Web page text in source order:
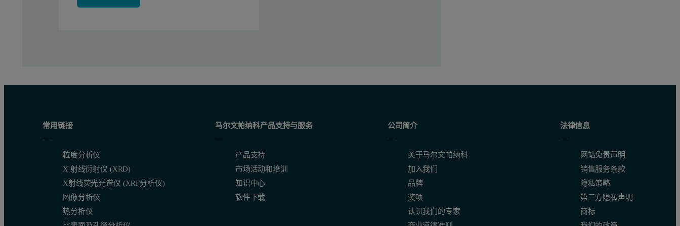
常用链接
粒度分析仪
X 射线衍射仪 (XRD)
X射线荧光光谱仪 (XRF分析仪)
图像分析仪
热分析仪
马尔文帕纳科产品支持与服务
产品支持
市场活动和培训
知识中心
软件下载
公司简介
关于马尔文帕纳科
加入我们
品牌
奖项
认识我们的专家
法律信息
网站免责声明
销售服务条款
隐私策略
第三方隐私声明
商标